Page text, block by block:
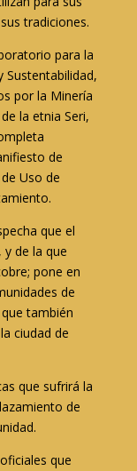
tradiciones.
para la
Sustentabilidad,
por la Minería
la etnia Seri,
de
Uso de
que el
de la que
pone en
de
también
ciudad de
que sufrirá la
de
que